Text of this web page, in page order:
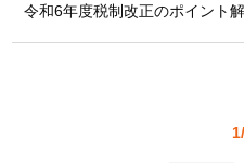
令和6年度税制改正のポイント